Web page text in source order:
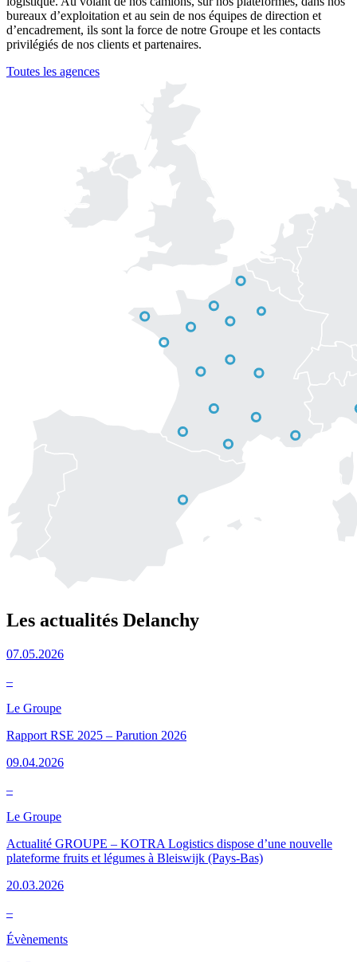
bureaux d’exploitation et au sein de nos équipes de direction et
d’encadrement, ils sont la force de notre Groupe et les contacts
privilégiés de nos clients et partenaires.
Toutes les agences
Les actualités Delanchy
07.05.2026
–
Le Groupe
Rapport RSE 2025 – Parution 2026
09.04.2026
–
Le Groupe
Actualité GROUPE – KOTRA Logistics dispose d’une nouvelle
plateforme fruits et légumes à Bleiswijk (Pays-Bas)
20.03.2026
–
Évènements